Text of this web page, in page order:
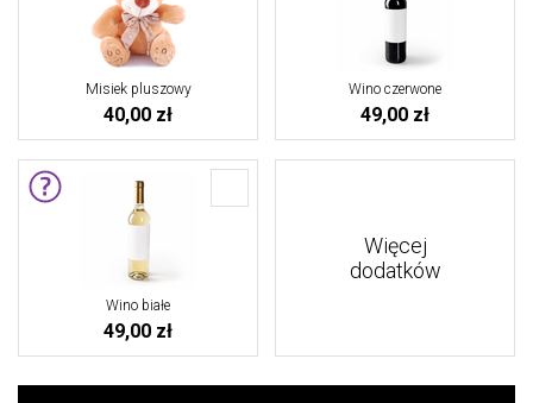
Misiek pluszowy
40,00 zł
Wino czerwone
49,00 zł
Wino białe
49,00 zł
Więcej
dodatków